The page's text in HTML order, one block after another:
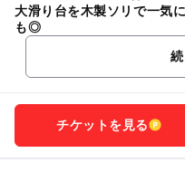
大滑り台を木製ソリで一気
も◎
チケットを見る